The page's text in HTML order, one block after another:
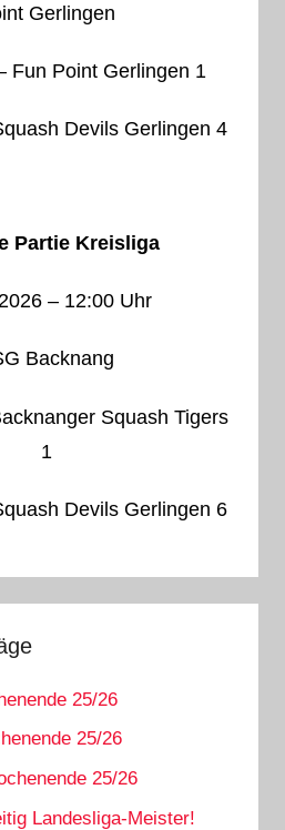
Gerlingen
Fun Point Gerlingen 1
Devils Gerlingen 4
Partie Kreisliga
– 12:00 Uhr
Backnang
Squash Tigers
1
Devils Gerlingen 6
25/26
25/26
25/26
Landesliga-Meister!